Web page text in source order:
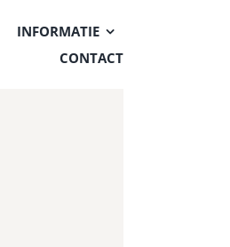
INFORMATIE
CONTACT